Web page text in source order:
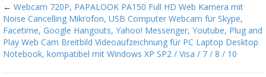
← Webcam 720P, PAPALOOK PA150 Full HD Web Kamera mit
Noise Cancelling Mikrofon, USB Computer Webcam für Skype,
Facetime, Google Hangouts, Yahoo! Messenger, Youtube, Plug and
Play Web Cam Breitbild Videoaufzeichnung für PC Laptop Desktop
Notebook, kompatibel mit Windows XP SP2 / Visa / 7 / 8 / 10